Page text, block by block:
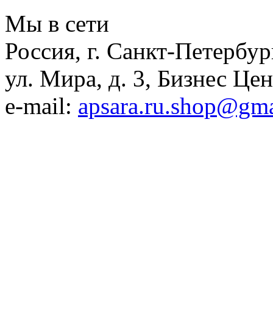
Мы в сети
Россия, г. Санкт-
ул. Мира, д. 3, Бизнес
e-mail: